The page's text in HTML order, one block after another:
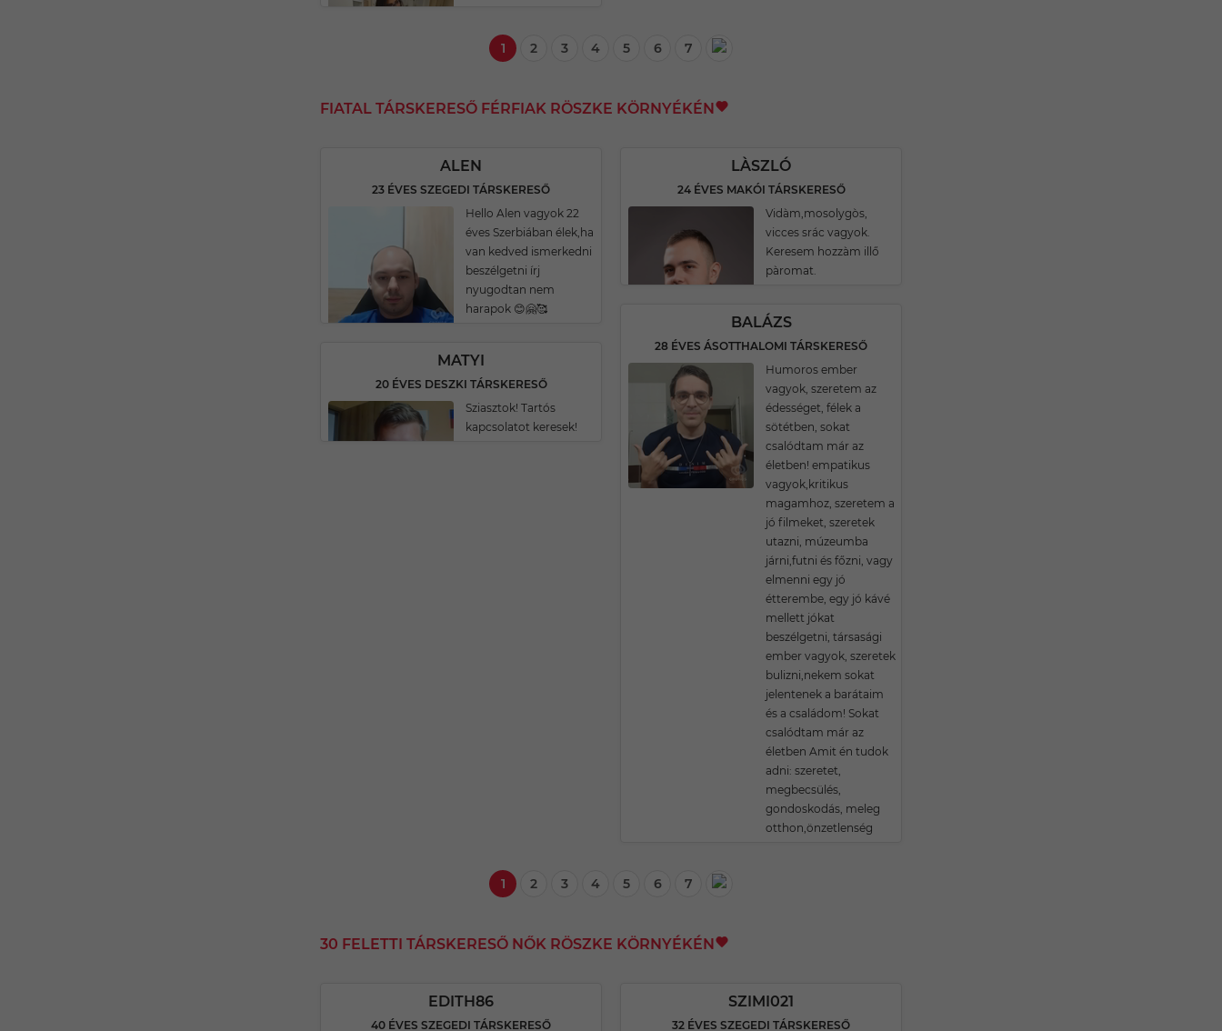
1 2 3 4 5 6 7
FIATAL TÁRSKERESŐ FÉRFIAK RÖSZKE KÖRNYÉKÉN
ALEN
23 ÉVES SZEGEDI TÁRSKERESŐ
Hello Alen vagyok 22
éves Szerbiában élek,ha
van kedved ismerkedni
beszélgetni írj
nyugodtan nem
harapok 😊🤗🥰
MATYI
20 ÉVES DESZKI TÁRSKERESŐ
Sziasztok! Tartós
kapcsolatot keresek!
LÀSZLÓ
24 ÉVES MAKÓI TÁRSKERESŐ
Vidàm,mosolygòs,
vicces srác vagyok.
Keresem hozzàm illő
pàromat.
BALÁZS
28 ÉVES ÁSOTTHALOMI TÁRSKERESŐ
Humoros ember
vagyok, szeretem az
édességet, félek a
sötétben, sokat
csalódtam már az
életben! empatikus
vagyok,kritikus
magamhoz, szeretem a
jó filmeket, szeretek
utazni, múzeumba
járni,futni és főzni, vagy
elmenni egy jó
étterembe, egy jó kávé
mellett jókat
beszélgetni, társasági
ember vagyok, szeretek
bulizni,nekem sokat
jelentenek a barátaim
és a családom! Sokat
csalódtam már az
életben Amit én tudok
adni: szeretet,
megbecsülés,
gondoskodás, meleg
otthon,önzetlenség
1 2 3 4 5 6 7
30 FELETTI TÁRSKERESŐ NŐK RÖSZKE KÖRNYÉKÉN
EDITH86
40 ÉVES SZEGEDI TÁRSKERESŐ
SZIMI021
32 ÉVES SZEGEDI TÁRSKERESŐ